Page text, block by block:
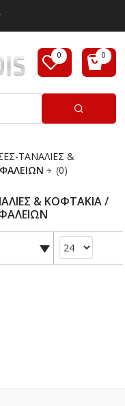
ΤΑΝΑΛΙΕΣ &
(0)
& ΚΟΦΤΑΚΙΑ /